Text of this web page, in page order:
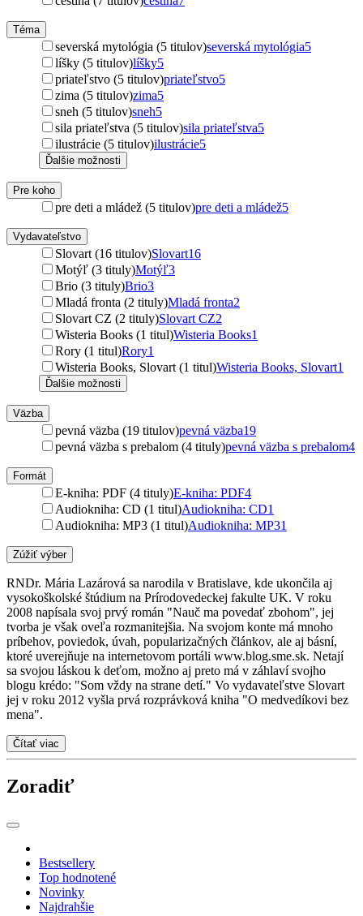
Téma
severská mytológia (5 titulov)severská mytológia5
líšky (5 titulov)líšky5
priateľstvo (5 titulov)priateľstvo5
zima (5 titulov)zima5
sneh (5 titulov)sneh5
sila priateľstva (5 titulov)sila priateľstva5
ilustrácie (5 titulov)ilustrácie5
Ďalšie možnosti
Pre koho
pre deti a mládež (5 titulov)pre deti a mládež5
Vydavateľstvo
Slovart (16 titulov)Slovart16
Motýľ (3 tituly)Motýľ3
Brio (3 tituly)Brio3
Mladá fronta (2 tituly)Mladá fronta2
Slovart CZ (2 tituly)Slovart CZ2
Wisteria Books (1 titul)Wisteria Books1
Rory (1 titul)Rory1
Wisteria Books, Slovart (1 titul)Wisteria Books, Slovart1
Ďalšie možnosti
Väzba
pevná väzba (19 titulov)pevná väzba19
pevná väzba s prebalom (4 tituly)pevná väzba s prebalom4
Formát
E-kniha: PDF (4 tituly)E-kniha: PDF4
Audiokniha: CD (1 titul)Audiokniha: CD1
Audiokniha: MP3 (1 titul)Audiokniha: MP31
Zúžiť výber
RNDr. Mária Lazárová sa narodila v Bratislave, kde ukončila aj
vysokoškolské štúdium na Prírodovedeckej fakulte UK. V roku
2008 napísala svoj prvý román "Nauč ma povedať zbohom", jej
tvorba je však oveľa rozmanitejšia. Na svojom konte má mnoho
príbehov, poviedok, úvah, popularizačných článkov, ale aj básní,
ktoré uverejňuje na internetovom portáli www.blog.sme.sk. Netají
sa svojou láskou k deťom, možno aj preto má v záhlaví svojho
blogu krédo: "Som vždy na strane detí." Vo vydavateľstve Slovart
jej v roku 2012 vyšla prvá rozprávková kniha "O medvedíkovi bez
mena".
Čítať viac
Zoradiť
Bestsellery
Top hodnotené
Novinky
Najdrahšie